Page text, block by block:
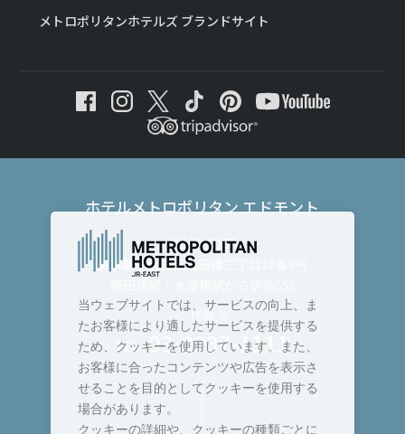
メトロポリタンホテルズ ブランドサイト
ホテルメトロポリタン エドモント
〒102-8130
東京都千代田区飯田橋三丁目10番8号
＜ 代表 ＞
TEL :03-3237-1111
当ウェブサイトでは、サービスの向上、ま
たお客様により適したサービスを提供する
ため、クッキーを使用しています。また、
お客様に合ったコンテンツや広告を表示さ
せることを目的としてクッキーを使用する
場合があります。
クッキーの詳細や、クッキーの種類ごとに